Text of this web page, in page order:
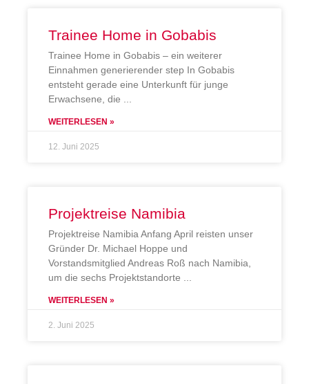
Trainee Home in Gobabis
Trainee Home in Gobabis – ein weiterer
Einnahmen generierender step In Gobabis
entsteht gerade eine Unterkunft für junge
Erwachsene, die
WEITERLESEN »
12. Juni 2025
Projektreise Namibia
Projektreise Namibia Anfang April reisten unser
Gründer Dr. Michael Hoppe und
Vorstandsmitglied Andreas Roß nach Namibia,
um die sechs Projektstandorte
WEITERLESEN »
2. Juni 2025